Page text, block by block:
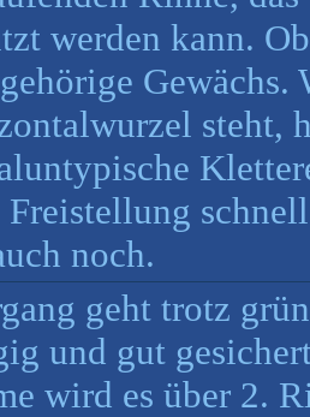
werden kann.
Gewächs.
steht,
Freistellung
noch.
geht trotz
und gut
wird es über 2.